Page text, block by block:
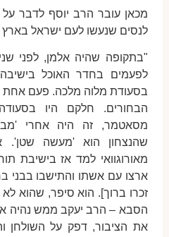
מכאן עובר הרב יוסף לדבר
לנסים שנעשו לעם ישראל בארץ
"בתקופה שהיה אלמן, לפני
לפעמים בחדר האוכל
בסעודת מלוה מלכה. פעם אחת
הבחורים. חלקם היו
מסאטמר, זה היה אחרי
שהנצחון הוא 'מעשה שטן'.
מאורוגוואי למד אז בישיבת
ארצו עם אשתו והתישבו בבני
זכרו ברוך]. הוא סיפר, שהוא
הסבא – הרב יעקב ממש נהיה
את הציבור, דפק על השולחן